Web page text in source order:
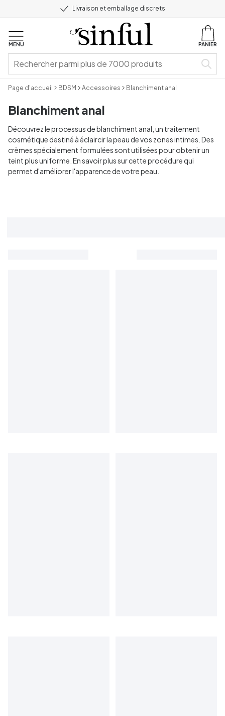
Livraison et emballage discrets
MENU PANIER
Page d'accueil BDSM Accessoires Blanchiment anal
Blanchiment anal
Découvrez le processus de blanchiment anal, un traitement
cosmétique destiné à éclaircir la peau de vos zones intimes. Des
crèmes spécialement formulées sont utilisées pour obtenir un
teint plus uniforme. En savoir plus sur cette procédure qui
permet d'améliorer l'apparence de votre peau.